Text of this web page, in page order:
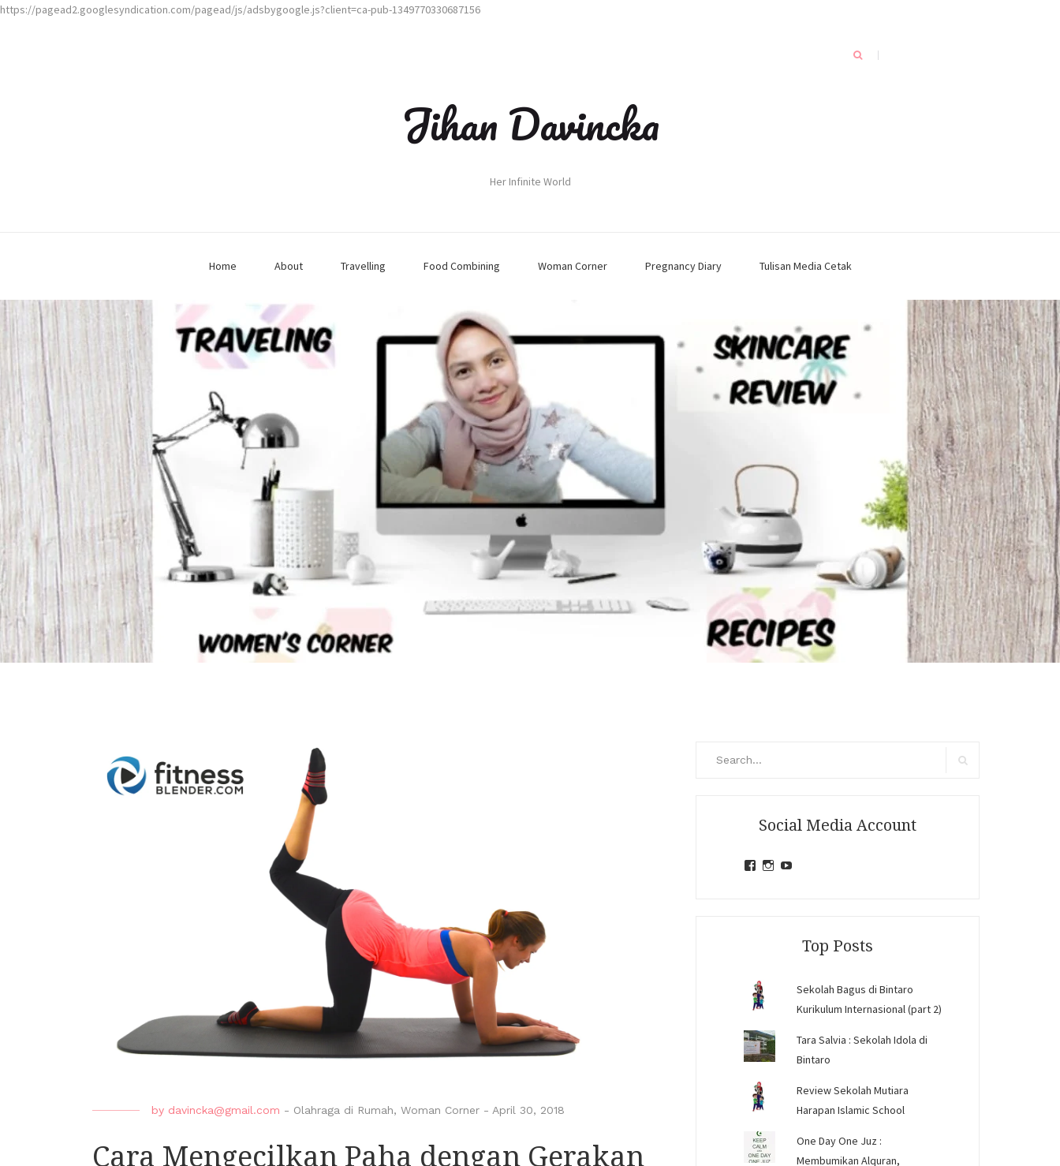
https://pagead2.googlesyndication.com/pagead/js/adsbygoogle.js?client=ca-pub-1349770330687156
Jihan Davincka
Her Infinite World
Home About Travelling Food Combining Woman Corner Pregnancy Diary Tulisan Media Cetak
by davincka@gmail.com - Olahraga di Rumah, Woman Corner - April 30, 2018
Cara Mengecilkan Paha dengan Gerakan
Social Media Account
ViewView
Top Posts
Sekolah Bagus di Bintaro
Kurikulum Internasional (part 2)
Tara Salvia : Sekolah Idola di
Bintaro
Review Sekolah Mutiara
Harapan Islamic School
One Day One Juz :
Membumikan Alquran,